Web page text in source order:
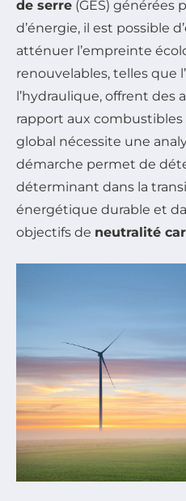
de serre (GES) générées
d’énergie, il est possible
atténuer l’empreinte
renouvelables, telles que
l’hydraulique, offrent des
rapport aux combustibles
global nécessite une
démarche permet de
déterminant dans la
énergétique durable et
objectifs de neutralité